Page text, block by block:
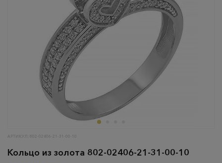
АРТИКУЛ: 802-02406-21-31-00-10
Кольцо из золота 802-02406-21-31-00-10